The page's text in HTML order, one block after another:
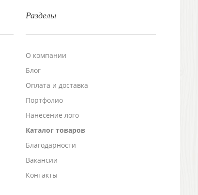
Разделы
О компании
Блог
Оплата и доставка
Портфолио
Нанесение лого
Каталог товаров
Благодарности
Вакансии
Контакты